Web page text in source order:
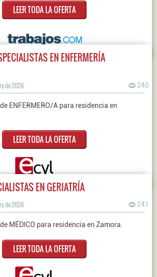
LEER TODA LA OFERTA
EN ENFERMERÍA
de 2026 240
ENFERMERO/A para residencia en
LEER TODA LA OFERTA
EN GERIATRÍA
de 2026 241
MÉDICO para residencia en Zamora.
LEER TODA LA OFERTA